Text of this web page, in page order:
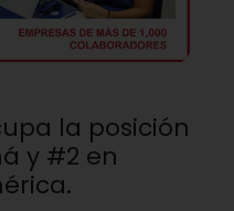
la posición
y #2 en